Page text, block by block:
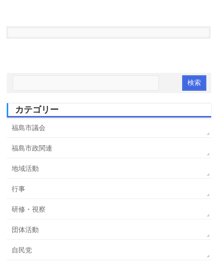
カテゴリー
福島市議会
福島市政関連
地域活動
行事
研修・視察
団体活動
自民党